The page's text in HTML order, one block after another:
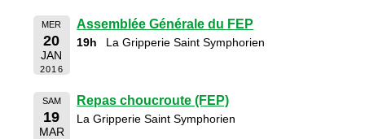
MER
20
JAN
2016
Assemblée Générale du FEP
19h La Gripperie Saint Symphorien
SAM
19
MAR
Repas choucroute (FEP)
La Gripperie Saint Symphorien